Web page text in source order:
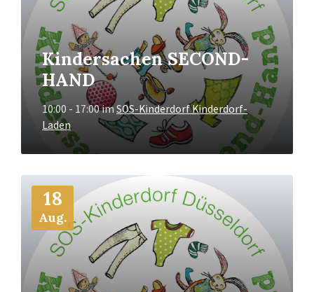
Kindersachen SECOND-
HAND
10:00 - 17:00imSOS-Kinderdorf Kinderdorf-
Laden
18
Aug.
Mehr